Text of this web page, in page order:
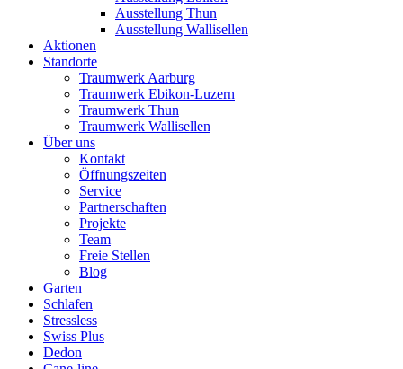
Ausstellung Thun
Ausstellung Wallisellen
Aktionen
Standorte
Traumwerk Aarburg
Traumwerk Ebikon-Luzern
Traumwerk Thun
Traumwerk Wallisellen
Über uns
Kontakt
Öffnungszeiten
Service
Partnerschaften
Projekte
Team
Freie Stellen
Blog
Garten
Schlafen
Stressless
Swiss Plus
Dedon